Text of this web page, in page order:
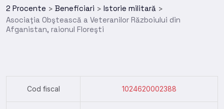
2 Procente > Beneficiari > Istorie militară >
Asociaţia Obştească a Veteranilor Războiului din
Afganistan, raionul Floreşti
Cod fiscal 1024620002388